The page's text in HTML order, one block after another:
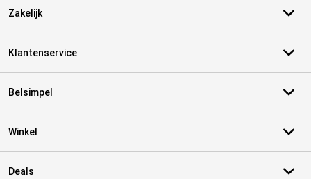
Zakelijk
Klantenservice
Belsimpel
Winkel
Deals